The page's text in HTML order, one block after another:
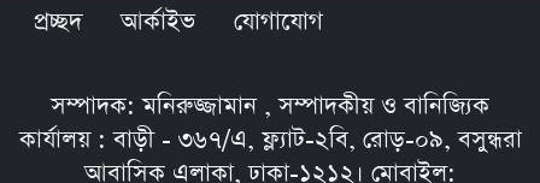
প্রচ্ছদ আর্কাইভ যোগাযোগ
সম্পাদক: মনিরুজ্জামান , সম্পাদকীয় ও বানিজ্যিক
কার্যালয় : বাড়ী - ৩৬৭/এ, ফ্ল্যাট-২বি, রোড়-০৯, বসুন্ধরা
আবাসিক এলাকা, ঢাকা-১২১২। মোবাইল: